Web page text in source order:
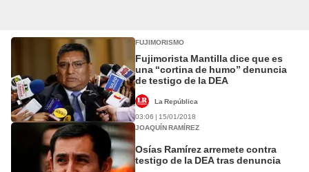
FUJIMORISMO
Fujimorista Mantilla dice que es
una “cortina de humo” denuncia
de testigo de la DEA
La República
03:06 | 15/01/2018
JOAQUÍN RAMÍREZ
Osías Ramírez arremete contra
testigo de la DEA tras denuncia